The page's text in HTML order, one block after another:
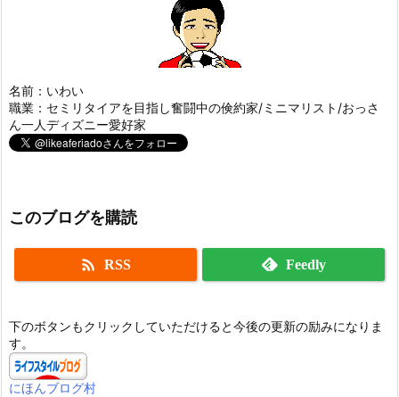
名前：いわい
職業：セミリタイアを目指し奮闘中の倹約家/ミニマリスト/おっさ
ん一人ディズニー愛好家
このブログを購読
 RSS Feedly
下のボタンもクリックしていただけると今後の更新の励みになりま
す。
にほんブログ村